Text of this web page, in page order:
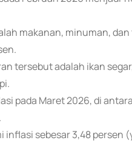
makanan, minuman,
tersebut adalah ikan
pada Maret 2026, di
sebesar 3,48 persen